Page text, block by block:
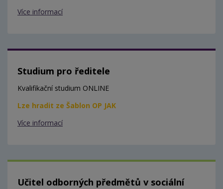
Více informací
Studium pro ředitele
Kvalifikační studium ONLINE
Lze hradit ze Šablon OP JAK
Více informací
Učitel odborných předmětů v sociální